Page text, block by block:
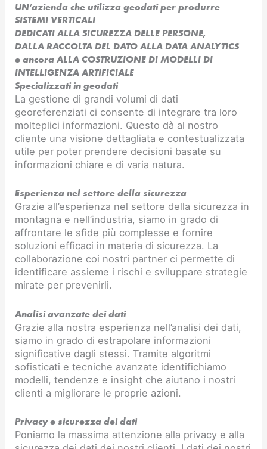
UN’azienda che utilizza geodati per produrre
SISTEMI VERTICALI
DEDICATI ALLA SICUREZZA DELLE PERSONE,
DALLA RACCOLTA DEL DATO ALLA DATA ANALYTICS
e ancora ALLA COSTRUZIONE DI MODELLI DI
INTELLIGENZA ARTIFICIALE​
Specializzati in geodati
La gestione di grandi volumi di dati
georeferenziati ci consente di integrare tra loro
molteplici informazioni. Questo dà al nostro
cliente una visione dettagliata e contestualizzata
utile per poter prendere decisioni basate su
informazioni chiare e di varia natura.
Esperienza nel settore della sicurezza
Grazie all’esperienza nel settore della sicurezza in
montagna e nell’industria, siamo in grado di
affrontare le sfide più complesse e fornire
soluzioni efficaci in materia di sicurezza. La
collaborazione coi nostri partner ci permette di
identificare assieme i rischi e sviluppare strategie
mirate per prevenirli.
Analisi avanzate dei dati
Grazie alla nostra esperienza nell’analisi dei dati,
siamo in grado di estrapolare informazioni
significative dagli stessi. Tramite algoritmi
sofisticati e tecniche avanzate identifichiamo
modelli, tendenze e insight che aiutano i nostri
clienti a migliorare le proprie azioni.
Privacy e sicurezza dei dati
Poniamo la massima attenzione alla privacy e alla